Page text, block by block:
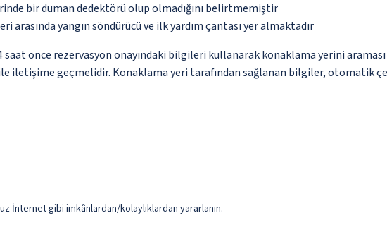
bir duman dedektörü olup olmadığını belirtmemiştir
yangın söndürücü ve ilk yardım çantası yer almaktadır
önce rezervasyon onayındaki bilgileri kullanarak konaklama yerini
iletişime geçmelidir. Konaklama yeri tarafından sağlanan bilgiler, otomatik
İnternet gibi imkânlardan/kolaylıklardan yararlanın.